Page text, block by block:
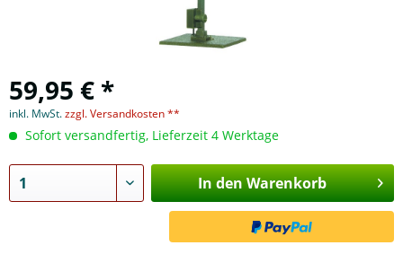
59,95 € *
inkl. MwSt.zzgl. Versandkosten **
Sofort versandfertig, Lieferzeit 4 Werktage
In den Warenkorb